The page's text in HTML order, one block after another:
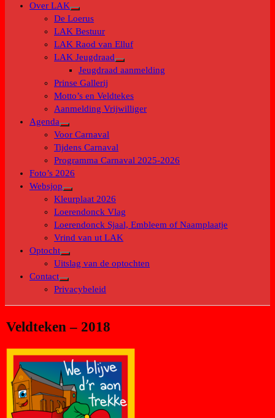
Over LAK
Toon
submenu
De Loerus
LAK Bestuur
LAK Raod van Elluf
LAK Jeugdraad
Toon
Jeugdraad aanmelding
Prinse Gallerij
Motto’s en Veldtekes
Aanmelding Vrijwilliger
Agenda
Toon
submenu
Voor Carnaval
Tijdens Carnaval
Programma Carnaval 2025-2026
Foto’s 2026
Websjop
Toon
submenu
Kleurplaat 2026
Loerendonck Vlag
Loerendonck Sjaal, Embleem of Naamplaatje
Vrind van ut LAK
Optocht
Toon
submenu
Uitslag van de optochten
Contact
Toon
submenu
Privacybeleid
Veldteken – 2018